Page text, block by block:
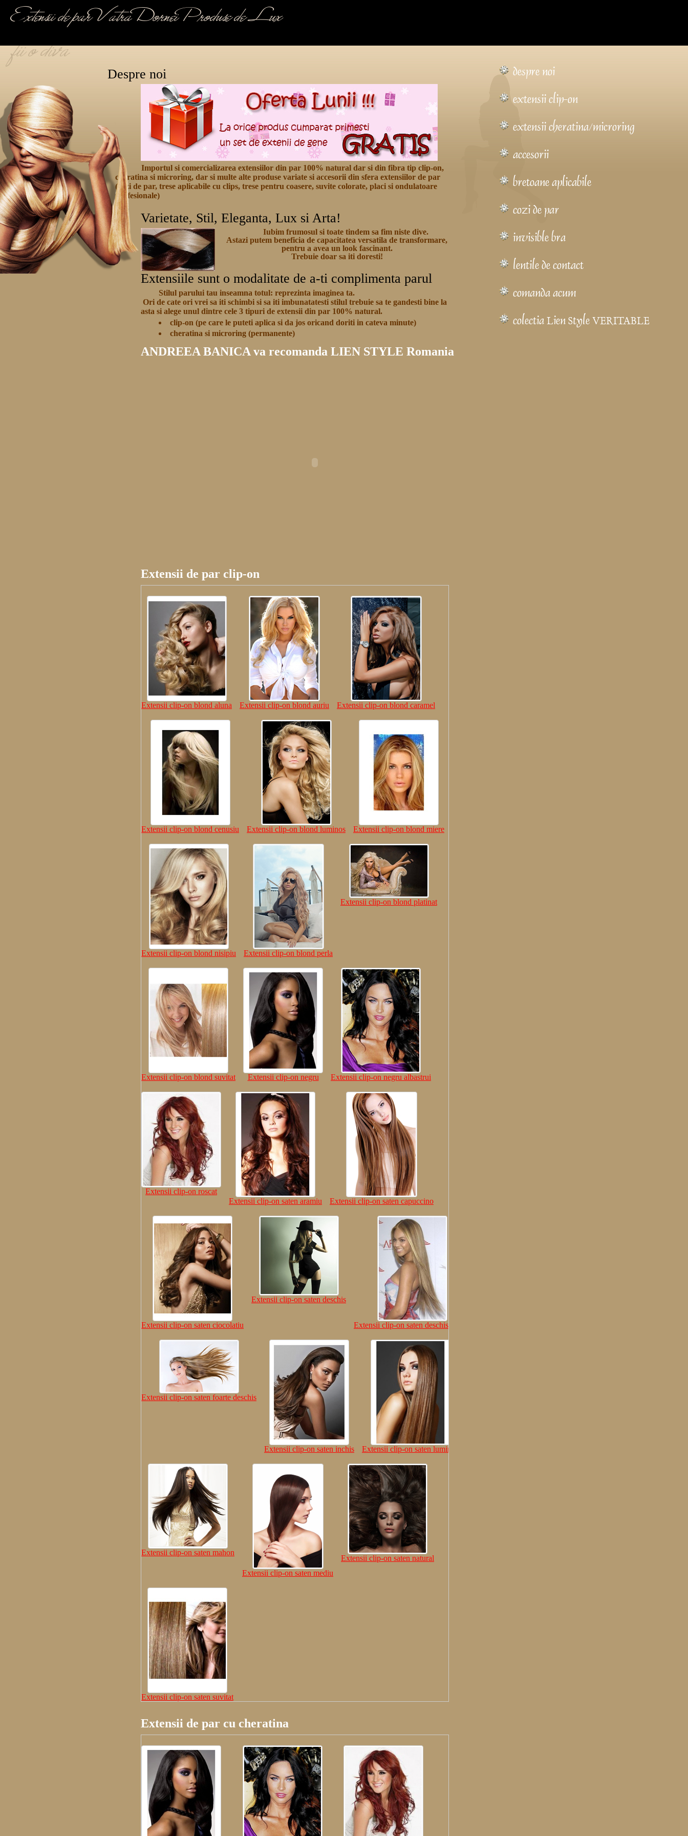
Extensii de par Vatra Dornei Produse de Lux
despre noi
extensii clip-on
extensii cheratina/microring
accesorii
bretoane aplicabile
cozi de par
invisible bra
lentile de contact
comanda acum
colectia Lien Style VERITABLE
fii o diva
Despre noi
Importul si comercializarea extensiilor din par 100% natural dar si din fibra tip clip-on,
cheratina si microring, dar si multe alte produse variate si accesorii din sfera extensiilor de par
(cozi de par, trese aplicabile cu clips, trese pentru coasere, suvite colorate, placi si ondulatoare
profesionale)
Varietate, Stil, Eleganta, Lux si Arta!
Iubim frumosul si toate tindem sa fim niste dive.
Astazi putem beneficia de capacitatea versatila de transformare,
pentru a avea un look fascinant.
Trebuie doar sa iti doresti!
Extensiile sunt o modalitate de a-ti complimenta parul
Stilul parului tau inseamna totul: reprezinta imaginea ta.
Ori de cate ori vrei sa iti schimbi si sa iti imbunatatesti stilul trebuie sa te gandesti bine la
asta si alege unul dintre cele 3 tipuri de extensii din par 100% natural.
clip-on (pe care le puteti aplica si da jos oricand doriti in cateva minute)
cheratina si microring (permanente)
ANDREEA BANICA va recomanda LIEN STYLE Romania
Extensii de par clip-on
Extensii clip-on blond aluna Extensii clip-on blond auriu Extensii clip-on blond caramel
Extensii clip-on blond cenusiu Extensii clip-on blond luminos Extensii clip-on blond miere
Extensii clip-on blond nisipiu Extensii clip-on blond perla
Extensii clip-on blond platinat
Extensii clip-on blond suvitat Extensii clip-on negru Extensii clip-on negru albastrui
Extensii clip-on roscat
Extensii clip-on saten aramiu
Extensii clip-on saten capuccino
Extensii clip-on saten ciocolatiu
Extensii clip-on saten deschis
Extensii clip-on saten deschis frappe
Extensii clip-on saten foarte deschis
Extensii clip-on saten inchis Extensii clip-on saten luminos
Extensii clip-on saten mahon
Extensii clip-on saten mediu
Extensii clip-on saten natural
Extensii clip-on saten suvitat
Extensii de par cu cheratina